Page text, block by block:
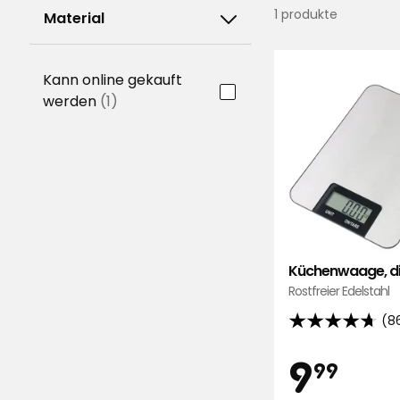
Material
Kann online gekauft
werden (1)
1 produkte
Küchenwaage,
Rostfreier Edelstahl
4.7
5
Sternen,
Preis
999